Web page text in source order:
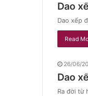
Dao
Dao xếp
Read
26/06/
Dao
Ra đời từ